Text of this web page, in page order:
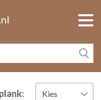
Kies